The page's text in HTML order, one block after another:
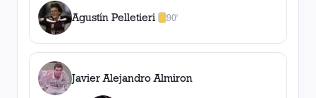
Agustín Pelletieri 90'
1amarilla
Javier Alejandro Almiron